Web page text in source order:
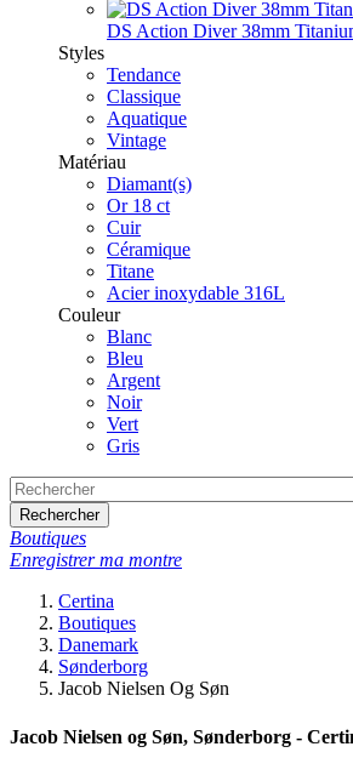
DS Action Diver 38mm
Styles
Tendance
Classique
Aquatique
Vintage
Matériau
Diamant(s)
Or 18 ct
Cuir
Céramique
Titane
Acier inoxydable 316L
Couleur
Blanc
Bleu
Argent
Noir
Vert
Gris
Rechercher
Boutiques
Enregistrer ma montre
Certina
Boutiques
Danemark
Sønderborg
Jacob Nielsen Og Søn
Jacob Nielsen og Søn, Sønderborg -